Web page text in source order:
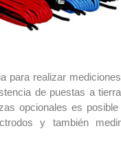
para realizar mediciones
de puestas a tierra
opcionales es posible
y también medir